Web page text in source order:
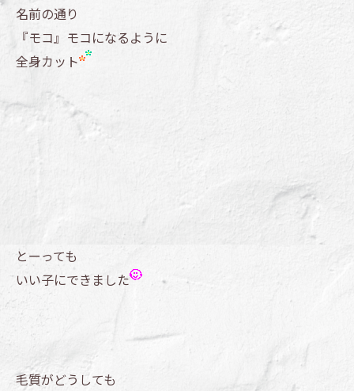
名前の通り
『モコ』モコになるように
全身カット
とーっても
いい子にできました
毛質がどうしても